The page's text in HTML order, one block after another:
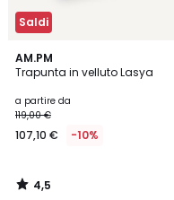
Saldi
AM.PM
Trapunta in velluto Lasya
a partire da
119,00 €
107,10 € -10%
4,5
/ 5
4,5
/